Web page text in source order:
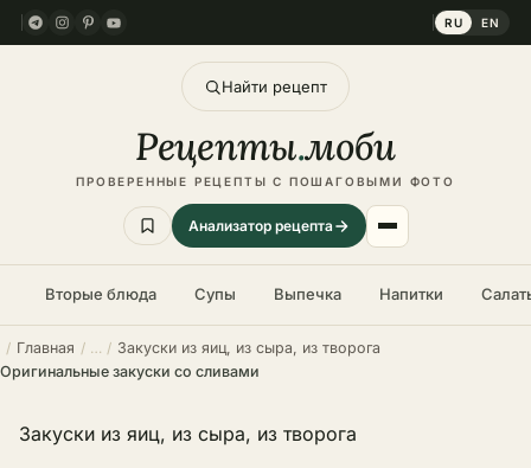
RU EN
Найти рецепт
Рецепты.моби
ПРОВЕРЕННЫЕ РЕЦЕПТЫ С ПОШАГОВЫМИ ФОТО
Анализатор рецепта
Вторые блюда Супы Выпечка Напитки
Главная
Закуски из яиц, из сыра, из творога
Оригинальные закуски со сливами
Закуски из яиц, из сыра, из творога